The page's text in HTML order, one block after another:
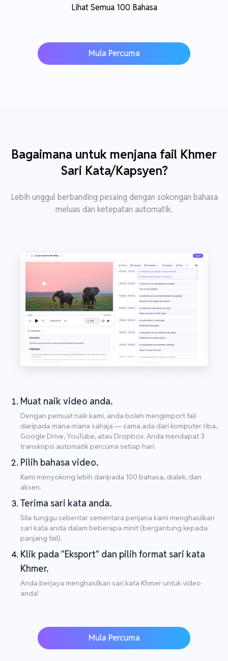
Lihat Semua 100 Bahasa
Mula Percuma
Bagaimana untuk menjana fail Khmer
Sari Kata/Kapsyen?
Lebih unggul berbanding pesaing dengan sokongan bahasa
meluas dan ketepatan automatik.
Muat naik video anda.
Dengan pemuat naik kami, anda boleh mengimport fail
daripada mana-mana sahaja — sama ada dari komputer riba,
Google Drive, YouTube, atau Dropbox. Anda mendapat 3
transkripsi automatik percuma setiap hari.
Pilih bahasa video.
Kami menyokong lebih daripada 100 bahasa, dialek, dan
aksen.
Terima sari kata anda.
Sila tunggu sebentar sementara penjana kami menghasilkan
sari kata anda dalam beberapa minit (bergantung kepada
panjang fail).
Klik pada "Eksport" dan pilih format sari kata
Khmer.
Anda berjaya menghasilkan sari kata Khmer untuk video
anda!
Mula Percuma